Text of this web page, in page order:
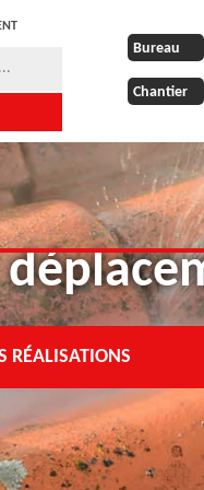
Bureau
Chantier
RÉALISATIONS